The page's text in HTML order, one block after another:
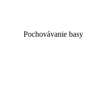
Pochovávanie basy